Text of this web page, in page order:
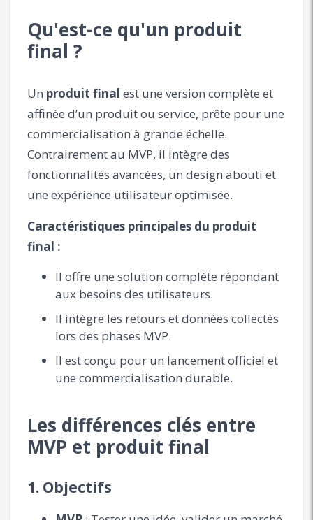
Qu'est-ce qu'un produit
final ?
Un produit final est une version complète et
affinée d’un produit ou service, prête pour une
commercialisation à grande échelle.
Contrairement au MVP, il intègre des
fonctionnalités avancées, un design abouti et
une expérience utilisateur optimisée.
Caractéristiques principales du produit
final :
Il offre une solution complète répondant
aux besoins des utilisateurs.
Il intègre les retours et données collectés
lors des phases MVP.
Il est conçu pour un lancement officiel et
une commercialisation durable.
Les différences clés entre
MVP et produit final
1. Objectifs